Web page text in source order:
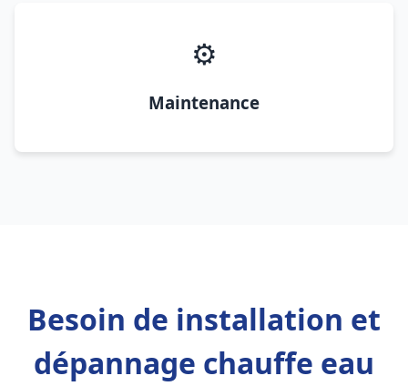
⚙️
Maintenance
Besoin de installation et
dépannage chauffe eau